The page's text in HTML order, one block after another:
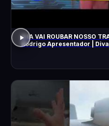
A IA VAI ROUBAR NOSSO
Rodrigo Apresentador |